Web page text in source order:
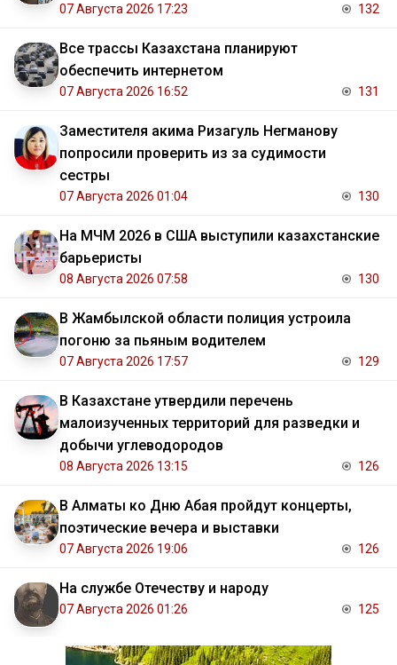
07 Августа 2026 17:23 132
Все трассы Казахстана планируют
обеспечить интернетом
07 Августа 2026 16:52 131
Заместителя акима Ризагуль Негманову
попросили проверить из за судимости
сестры
07 Августа 2026 01:04 130
На МЧМ 2026 в США выступили казахстанские
барьеристы
08 Августа 2026 07:58 130
В Жамбылской области полиция устроила
погоню за пьяным водителем
07 Августа 2026 17:57 129
В Казахстане утвердили перечень
малоизученных территорий для разведки и
добычи углеводородов
08 Августа 2026 13:15 126
В Алматы ко Дню Абая пройдут концерты,
поэтические вечера и выставки
07 Августа 2026 19:06 126
На службе Отечеству и народу
07 Августа 2026 01:26 125